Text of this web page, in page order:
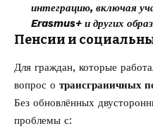
интеграцию, включая
Erasmus+ и других
Пенсии и
Для граждан, которые
вопрос о трансграничных
Без обновлённых
проблемы с: